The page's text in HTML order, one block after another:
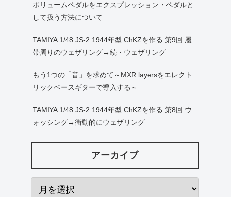
ボリュームペダルをエクスプレッション・ペダルと
して扱う方法について
TAMIYA 1/48 JS-2 1944年型 ChKZを作る 第9回 履
帯周りのウェザリング→続・ウェザリング
もう1つの「音」を求めて～MXR layersをエレクト
リックベースギターで導入する～
TAMIYA 1/48 JS-2 1944年型 ChKZを作る 第8回 ウ
ォッシング→衝動的にウェザリング
アーカイブ